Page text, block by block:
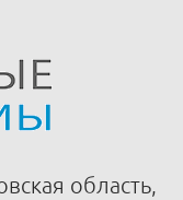
область,